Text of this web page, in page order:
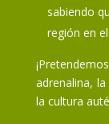
sabiendo
región en
adrenalina,
la cultura